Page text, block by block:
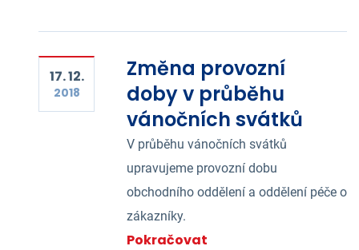
17. 12.
2018
Změna provozní
doby v průběhu
vánočních svátků
V průběhu vánočních svátků
upravujeme provozní dobu
obchodního oddělení a oddělení péče o
zákazníky.
Pokračovat